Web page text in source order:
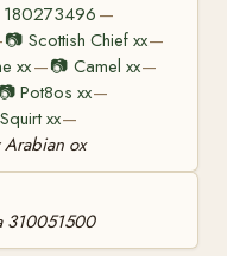
180273496 —
📷 Scottish Chief xx—
xx—📷 Camel xx—
📷 Pot8os xx—
Squirt xx—
Arabian ox
310051500